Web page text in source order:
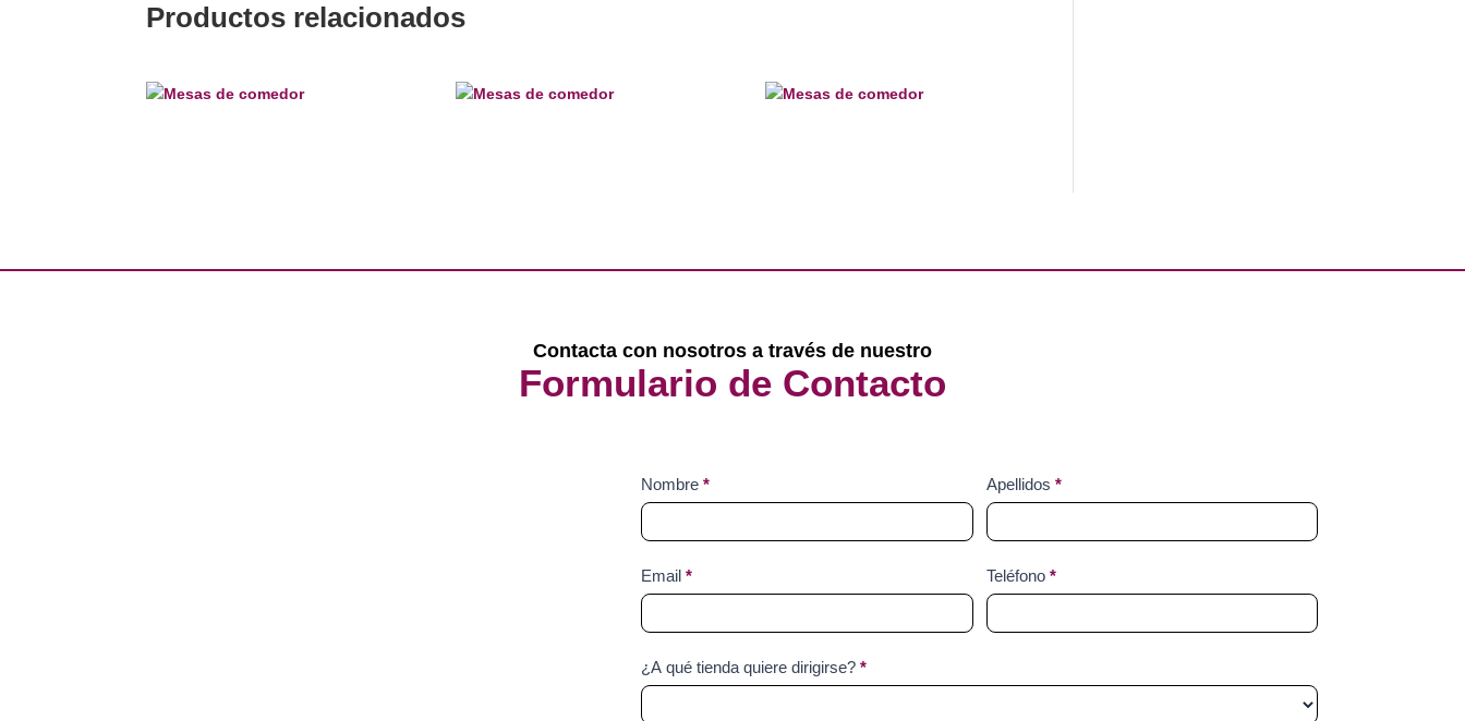
Productos relacionados
Contacta con nosotros a través de nuestro
Formulario de Contacto
Contact
Us
Nombre* Apellidos *
Email* Teléfono *
¿A qué tienda quiere dirigirse?*